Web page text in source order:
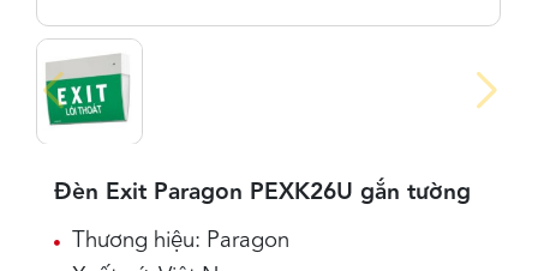
Đèn Exit Paragon PEXK26U gắn tường
Thương hiệu: Paragon